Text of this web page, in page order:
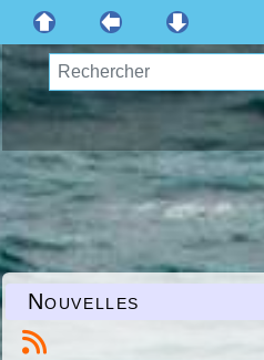
Nouvelles